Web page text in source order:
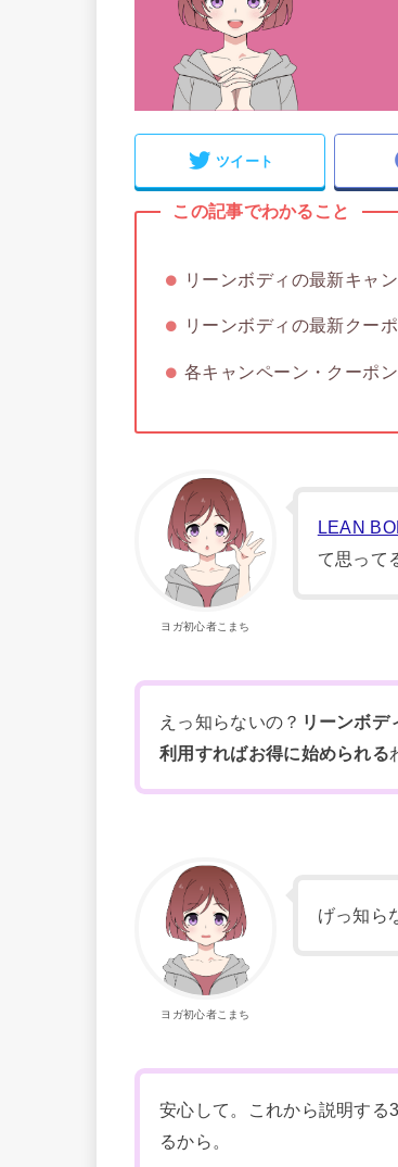
ツイート
この記事でわかること
リーンボディの最新キャ
リーンボディの最新クー
各キャンペーン・クーポ
ヨガ初心者こまち
LEAN
て思って
えっ知らないの？ リーンボデ
利用すればお得に始められる
ヨガ初心者こまち
げっ知ら
安心して。これから説明する
るから。